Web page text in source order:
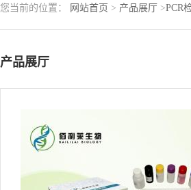
您当前的位置： 网站首页 > 产品展厅 >PCR
产品展厅